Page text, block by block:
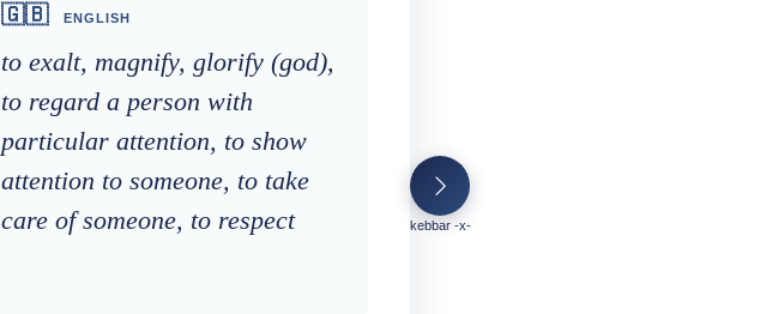
🇬🇧 ENGLISH
to exalt, magnify, glorify (god),
to regard a person with
particular attention, to show
attention to someone, to take
care of someone, to respect
kebbar -x-